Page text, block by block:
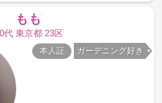
もも
代 東京都 23区
本人証 ガーデニング好き